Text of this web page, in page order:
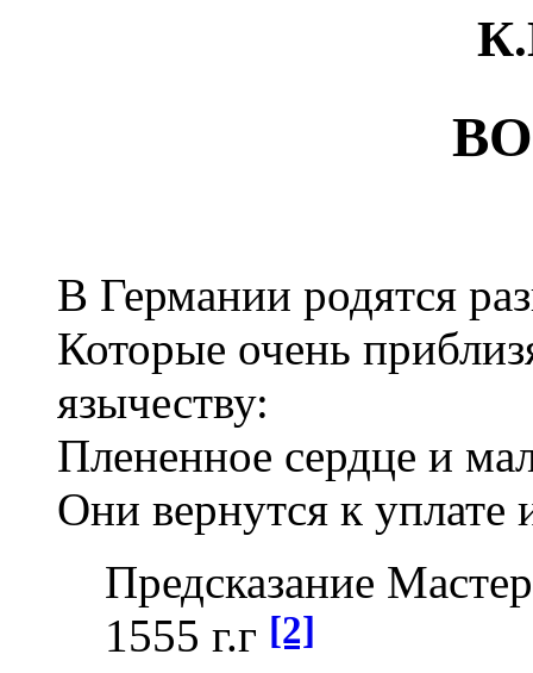
В Германии родятся
Которые очень
язычеству:
Плененное сердце и
Они вернутся к уплате
Предсказание
1555 г.г [2]